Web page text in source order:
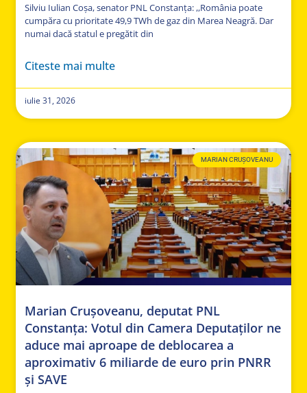
Silviu Iulian Coșa, senator PNL Constanța: ,,România poate
cumpăra cu prioritate 49,9 TWh de gaz din Marea Neagră. Dar
numai dacă statul e pregătit din
Citeste mai multe
iulie 31, 2026
MARIAN CRUȘOVEANU
Marian Crușoveanu, deputat PNL
Constanța: Votul din Camera Deputaților ne
aduce mai aproape de deblocarea a
aproximativ 6 miliarde de euro prin PNRR
și SAVE